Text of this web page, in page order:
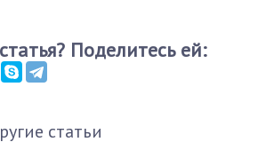
Поделитесь ей:
статьи